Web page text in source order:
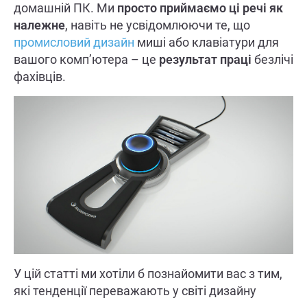
домашній ПК. Ми просто приймаємо ці речі як
належне, навіть не усвідомлюючи те, що
промисловий дизайн миші або клавіатури для
вашого комп’ютера – це результат праці безлічі
фахівців.
У цій статті ми хотіли б познайомити вас з тим,
які тенденції переважають у світі дизайну